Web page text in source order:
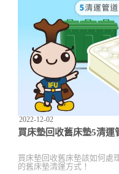
2022-12-02
買床墊回收舊床墊5清運
買床墊回收舊床墊該如何處
的舊床墊清運方式！